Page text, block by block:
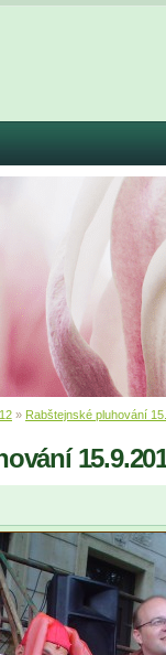
» Rabštejnské pluhování